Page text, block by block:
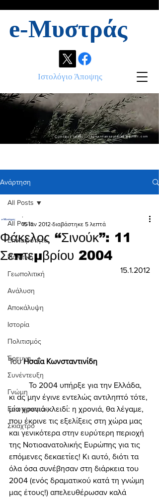
e-Μυστράς
Ιστολόγιο Άποψης
Contact info: ikonandassociates@gmail.com
Ανάρτηση
All Posts
Επικαιρότητα
Πολιτική
Γεωπολιτική
Ανάλυση
Αποκάλυψη
Ιστορία
Πολιτισμός
Έρευνα
Συνέντευξη
Γνώμη
Εσωτερισμός
Σκιάχτρο
All Posts
Φάκελος “Σινούκ”: 11
Σεπτεμβρίου 2004
.
15 Ιαν 2012 διαβάστηκε 5 λεπτά
15.1.2012
Του Ησαΐα Κωνσταντινίδη
κι ας μην έγινε εντελώς αντιληπτό τότε,
μία χρονιά-κλειδί: η χρονιά, θα λέγαμε,
που έκρινε τις εξελίξεις στη χώρα μας
και γενικότερα στην ευρύτερη περιοχή
της Νοτιοανατολικής Ευρώπης για τις
επόμενες δεκαετίες! Κι αυτό, διότι τα
όλα όσα συνέβησαν στη διάρκεια του
2004 (ενός δραματικού κατά τη γνώμη
μας έτους!) απελευθέρωσαν καλά